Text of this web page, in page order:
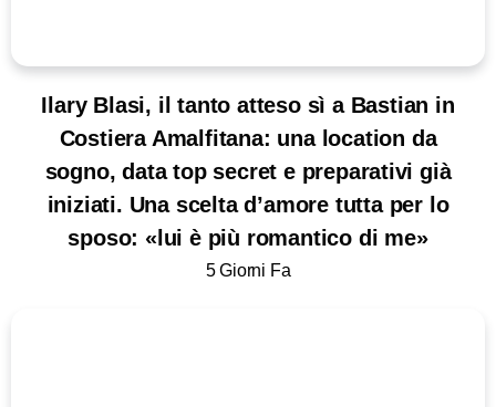
Ilary Blasi, il tanto atteso sì a Bastian in
Costiera Amalfitana: una location da
sogno, data top secret e preparativi già
iniziati. Una scelta d’amore tutta per lo
sposo: «lui è più romantico di me»
5 Giorni Fa